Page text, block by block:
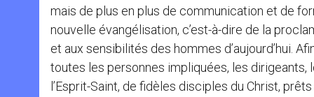
mais de plus en plus de communication et de
nouvelle évangélisation, c’est-à-dire de la
et aux sensibilités des hommes d’aujourd’hui.
toutes les personnes impliquées, les
l’Esprit-Saint, de fidèles disciples du Christ,